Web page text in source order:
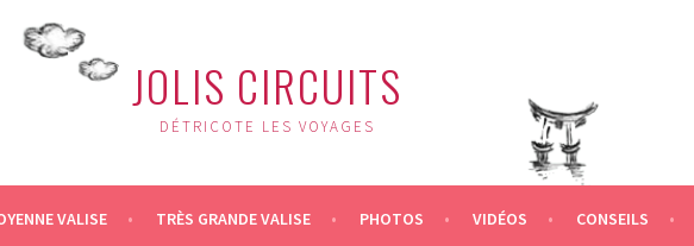
JOLIS CIRCUITS
DÉTRICOTE LES VOYAGES
VALISE TRÈS GRANDE VALISE PHOTOS VIDÉOS CONSEILS